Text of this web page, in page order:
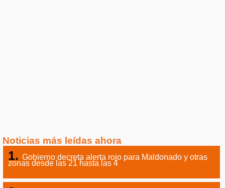
Noticias más leídas ahora
Gobierno decreta alerta rojo para Maldonado y otras
zonas desde las 21 hasta las 4